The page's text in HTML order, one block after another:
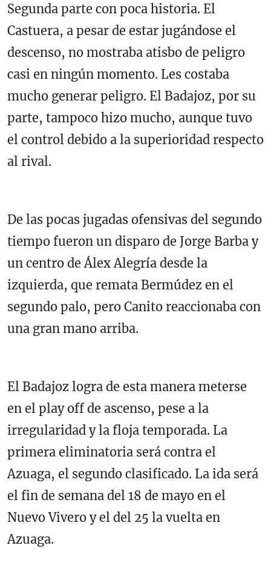
Segunda parte con poca historia. El
Castuera, a pesar de estar jugándose el
descenso, no mostraba atisbo de peligro
casi en ningún momento. Les costaba
mucho generar peligro. El Badajoz, por su
parte, tampoco hizo mucho, aunque tuvo
el control debido a la superioridad respecto
al rival.
De las pocas jugadas ofensivas del segundo
tiempo fueron un disparo de Jorge Barba y
un centro de Álex Alegría desde la
izquierda, que remata Bermúdez en el
segundo palo, pero Canito reaccionaba con
una gran mano arriba.
El Badajoz logra de esta manera meterse
en el play off de ascenso, pese a la
irregularidad y la floja temporada. La
primera eliminatoria será contra el
Azuaga, el segundo clasificado. La ida será
el fin de semana del 18 de mayo en el
Nuevo Vivero y el del 25 la vuelta en
Azuaga.